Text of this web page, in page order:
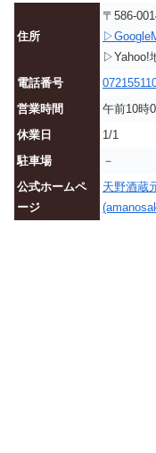
住所
〒586-
▷Yahoo!
電話番号
営業時間
午前10時
休業日
1/1
駐車場
－
公式ホームペ
ージ
天野酒蔵